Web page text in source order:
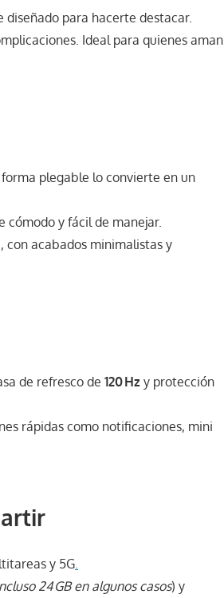
diseñado para hacerte destacar.
Ideal para quienes aman
forma plegable lo convierte en un
cómodo y fácil de manejar.
, con acabados minimalistas y
de refresco de 120 Hz y protección
rápidas como notificaciones, mini
y 5G.
24 GB en algunos casos) y